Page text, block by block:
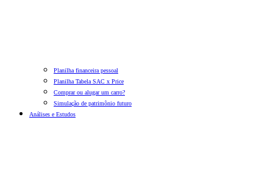
Planilha financeira pessoal
Planilha Tabela SAC x Price
Comprar ou alugar um carro?
Simulação de patrimônio futuro
Análises e Estudos